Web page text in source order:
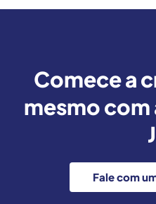
Comece a
mesmo
Fale com